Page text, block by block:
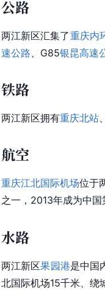
公路
两江新区汇集了重庆内
速公路 、G85银昆高速
铁路
两江新区拥有重庆北站
航空
重庆江北国际机场位于
之一，2013年成为中
水路
两江新区果园港是中国
北国际机场15千米、绕